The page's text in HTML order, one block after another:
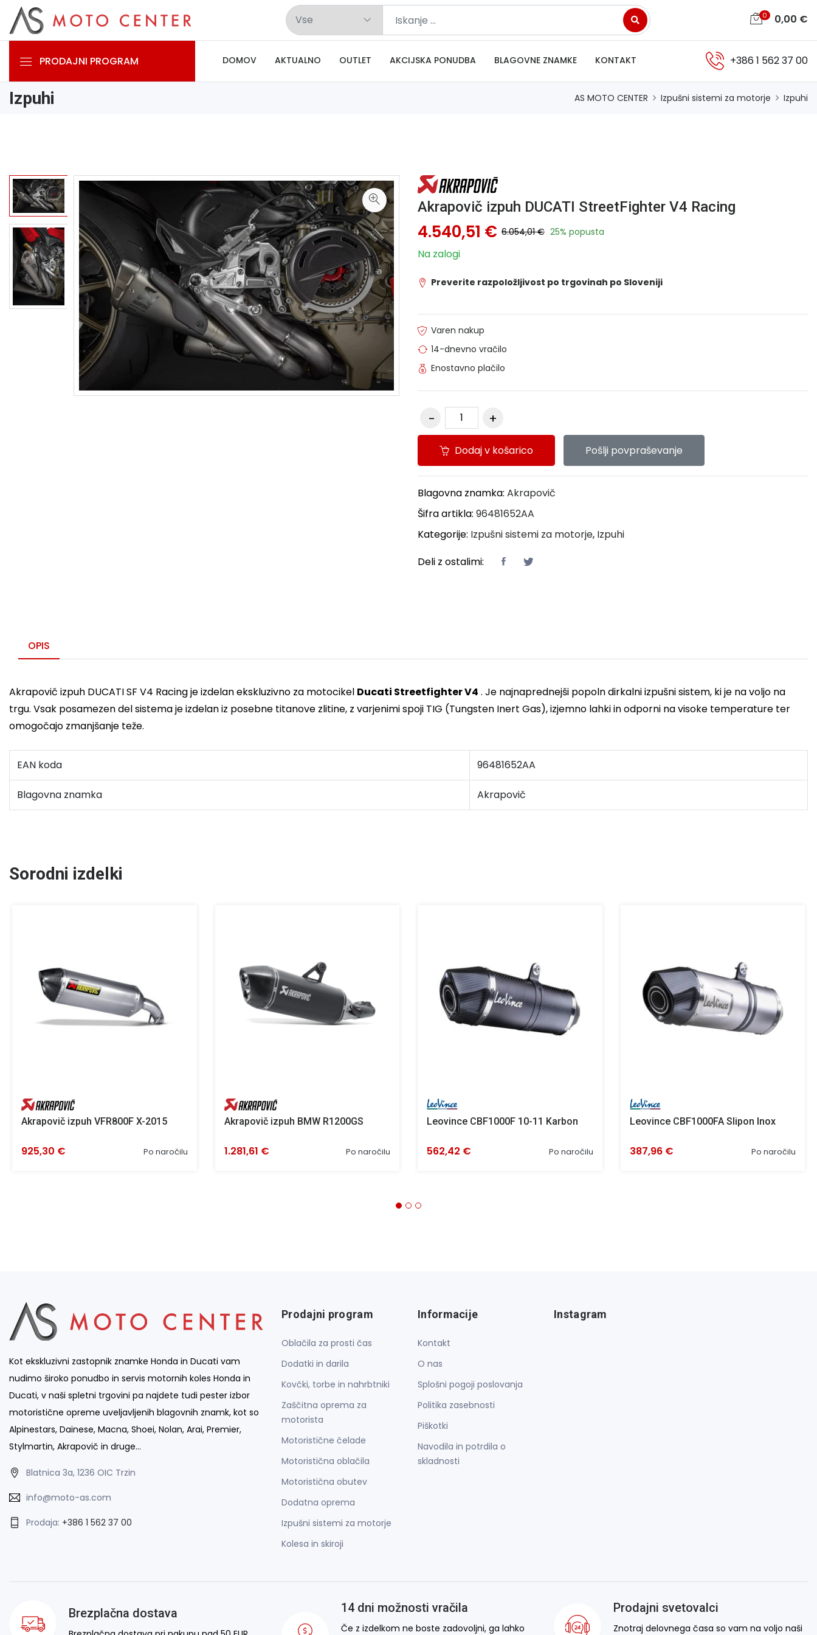
0 0,00 €
PRODAJNI PROGRAM DOMOV AKTUALNO OUTLET AKCIJSKA PONUDBA BLAGOVNE ZNAMKE KONTAKT +386 1 562 37 00
Izpuhi AS MOTO CENTER Izpušni sistemi za motorje Izpuhi
Akrapovič izpuh DUCATI StreetFighter V4 Racing
4.540,51 € 6.054,01 € 25% popusta
Na zalogi
Preverite razpoložljivost po trgovinah po Sloveniji
Varen nakup
14-dnevno vračilo
Enostavno plačilo
Dodaj v košarico Pošlji povpraševanje
Blagovna znamka: Akrapovič
Šifra artikla: 96481652AA
Kategorije: Izpušni sistemi za motorje, Izpuhi
Deli z ostalimi:
OPIS
Akrapovič izpuh DUCATI SF V4 Racing je izdelan ekskluzivno za motocikel Ducati Streetfighter V4 . Je najnaprednejši popoln dirkalni izpušni sistem, ki je na voljo na
trgu. Vsak posamezen del sistema je izdelan iz posebne titanove zlitine, z varjenimi spoji TIG (Tungsten Inert Gas), izjemno lahki in odporni na visoke temperature ter
omogočajo zmanjšanje teže.
EAN koda 96481652AA
Blagovna znamka Akrapovič
Sorodni izdelki
Akrapovič izpuh VFR800F X-2015
Po naročilu
925,30 €
Akrapovič izpuh BMW R1200GS
Po naročilu
1.281,61 €
Leovince CBF1000F 10-11 Karbon
Po naročilu
562,42 €
Leovince CBF1000FA Slipon Inox
Po naročilu
387,96 €
Kot ekskluzivni zastopnik znamke Honda in Ducati vam
nudimo široko ponudbo in servis motornih koles Honda in
Ducati, v naši spletni trgovini pa najdete tudi pester izbor
motoristične opreme uveljavljenih blagovnih znamk, kot so
Alpinestars, Dainese, Macna, Shoei, Nolan, Arai, Premier,
Stylmartin, Akrapovič in druge…
Blatnica 3a, 1236 OIC Trzin
info@moto-as.com
Prodaja: +386 1 562 37 00
Prodajni program
Oblačila za prosti čas
Dodatki in darila
Kovčki, torbe in nahrbtniki
Zaščitna oprema za
motorista
Motoristične čelade
Motoristična oblačila
Motoristična obutev
Dodatna oprema
Izpušni sistemi za motorje
Kolesa in skiroji
Informacije
Kontakt
O nas
Splošni pogoji poslovanja
Politika zasebnosti
Piškotki
Navodila in potrdila o
skladnosti
Instagram
Brezplačna dostava 14 dni možnosti vračila
Če z izdelkom ne boste zadovoljni, ga lahko
Prodajni svetovalci
Znotraj delovnega časa so vam na voljo naši